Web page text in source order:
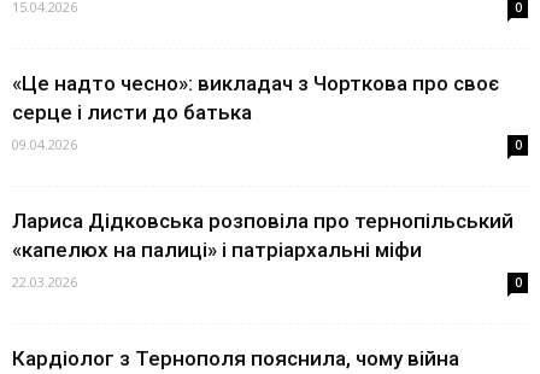
15.04.2026 0
«Це надто чесно»: викладач з Чорткова про своє
серце і листи до батька
09.04.2026 0
Лариса Дідковська розповіла про тернопільський
«капелюх на палиці» і патріархальні міфи
22.03.2026 0
Кардіолог з Тернополя пояснила, чому війна